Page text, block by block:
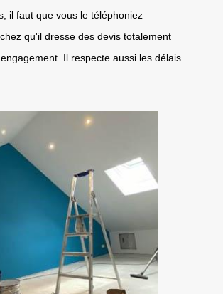
il faut que vous le téléphoniez
qu'il dresse des devis totalement
Il respecte aussi les délais